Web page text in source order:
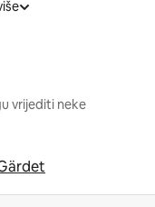
vrijediti neke